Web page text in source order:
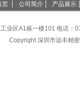
页 公司简介 产品展示
业区A1栋一楼101 电话
Copyright 深圳市远丰精